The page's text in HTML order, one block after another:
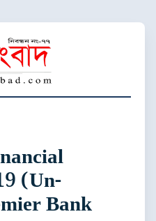
(Un-
Bank